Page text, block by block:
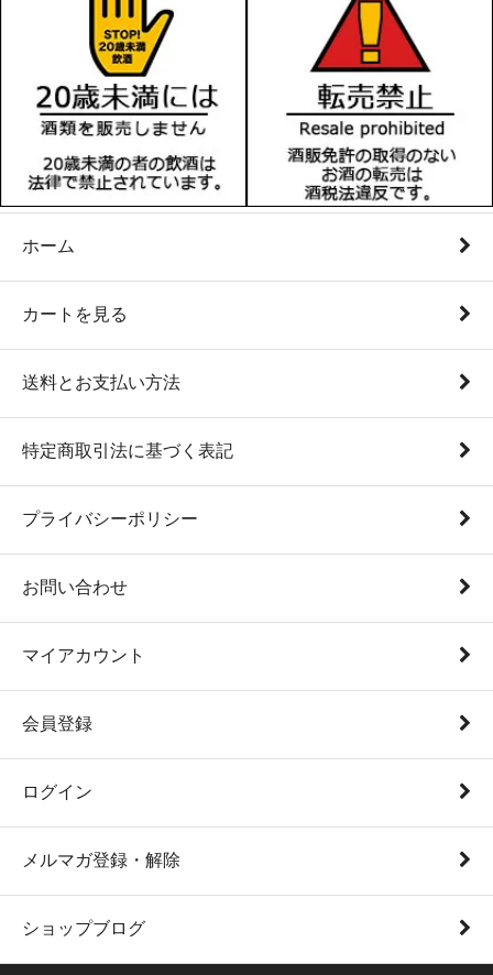
ホーム
カートを見る
送料とお支払い方法
特定商取引法に基づく表記
プライバシーポリシー
お問い合わせ
マイアカウント
会員登録
ログイン
メルマガ登録・解除
ショップブログ